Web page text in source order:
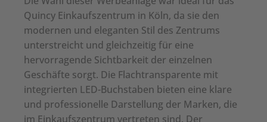
Quincy Einkaufszentrum in Köln, da sie den
modernen und eleganten Stil des Zentrums
unterstreicht und gleichzeitig für eine
hervorragende Sichtbarkeit der einzelnen
Geschäfte sorgt. Die Flachtransparente mit
integrierten LED-Buchstaben bieten eine klare
und professionelle Darstellung der Marken, die
im Einkaufszentrum vertreten sind. Der